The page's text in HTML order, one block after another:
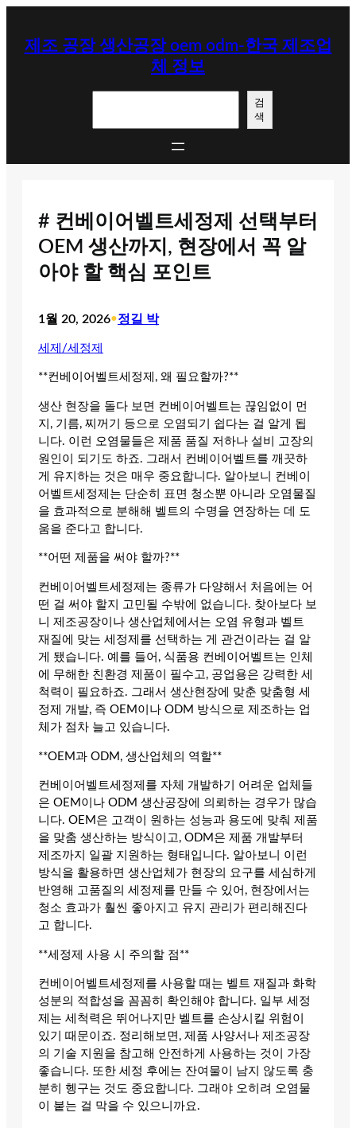
제조 공장 생산공장 oem odm-한국 제조업
체 정보
검
색
# 컨베이어벨트세정제 선택부터
OEM 생산까지, 현장에서 꼭 알
아야 할 핵심 포인트
1월 20, 2026•정길 박
세제/세정제
**컨베이어벨트세정제, 왜 필요할까?**
생산 현장을 돌다 보면 컨베이어벨트는 끊임없이 먼
지, 기름, 찌꺼기 등으로 오염되기 쉽다는 걸 알게 됩
니다. 이런 오염물들은 제품 품질 저하나 설비 고장의
원인이 되기도 하죠. 그래서 컨베이어벨트를 깨끗하
게 유지하는 것은 매우 중요합니다. 알아보니 컨베이
어벨트세정제는 단순히 표면 청소뿐 아니라 오염물질
을 효과적으로 분해해 벨트의 수명을 연장하는 데 도
움을 준다고 합니다.
**어떤 제품을 써야 할까?**
컨베이어벨트세정제는 종류가 다양해서 처음에는 어
떤 걸 써야 할지 고민될 수밖에 없습니다. 찾아보다 보
니 제조공장이나 생산업체에서는 오염 유형과 벨트
재질에 맞는 세정제를 선택하는 게 관건이라는 걸 알
게 됐습니다. 예를 들어, 식품용 컨베이어벨트는 인체
에 무해한 친환경 제품이 필수고, 공업용은 강력한 세
척력이 필요하죠. 그래서 생산현장에 맞춘 맞춤형 세
정제 개발, 즉 OEM이나 ODM 방식으로 제조하는 업
체가 점차 늘고 있습니다.
**OEM과 ODM, 생산업체의 역할**
컨베이어벨트세정제를 자체 개발하기 어려운 업체들
은 OEM이나 ODM 생산공장에 의뢰하는 경우가 많습
니다. OEM은 고객이 원하는 성능과 용도에 맞춰 제품
을 맞춤 생산하는 방식이고, ODM은 제품 개발부터
제조까지 일괄 지원하는 형태입니다. 알아보니 이런
방식을 활용하면 생산업체가 현장의 요구를 세심하게
반영해 고품질의 세정제를 만들 수 있어, 현장에서는
청소 효과가 훨씬 좋아지고 유지 관리가 편리해진다
고 합니다.
**세정제 사용 시 주의할 점**
컨베이어벨트세정제를 사용할 때는 벨트 재질과 화학
성분의 적합성을 꼼꼼히 확인해야 합니다. 일부 세정
제는 세척력은 뛰어나지만 벨트를 손상시킬 위험이
있기 때문이죠. 정리해보면, 제품 사양서나 제조공장
의 기술 지원을 참고해 안전하게 사용하는 것이 가장
좋습니다. 또한 세정 후에는 잔여물이 남지 않도록 충
분히 헹구는 것도 중요합니다. 그래야 오히려 오염물
이 붙는 걸 막을 수 있으니까요.